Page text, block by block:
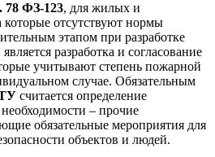
78 ФЗ-123, для жилых и
отсутствуют нормы
этапом при разработке
разработка и согласование
учитывают степень пожарной
случае. Обязательным
считается определение
– прочие
обязательные мероприятия для
объектов и людей.